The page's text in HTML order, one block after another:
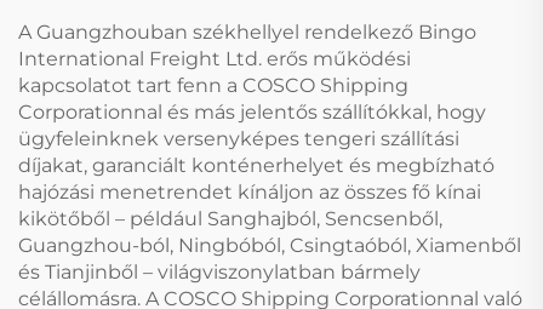
A Guangzhouban székhellyel rendelkező Bingo
International Freight Ltd. erős működési
kapcsolatot tart fenn a COSCO Shipping
Corporationnal és más jelentős szállítókkal, hogy
ügyfeleinknek versenyképes tengeri szállítási
díjakat, garanciált konténerhelyet és megbízható
hajózási menetrendet kínáljon az összes fő kínai
kikötőből – például Sanghajból, Sencsenből,
Guangzhou-ból, Ningbóból, Csingtaóból, Xiamenből
és Tianjinből – világviszonylatban bármely
célállomásra. A COSCO Shipping Corporationnal való